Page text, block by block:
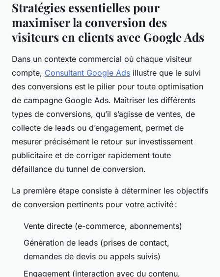
Stratégies essentielles pour
maximiser la conversion des
visiteurs en clients avec Google Ads
Dans un contexte commercial où chaque visiteur
compte, Consultant Google Ads illustre que le suivi
des conversions est le pilier pour toute optimisation
de campagne Google Ads. Maîtriser les différents
types de conversions, qu’il s’agisse de ventes, de
collecte de leads ou d’engagement, permet de
mesurer précisément le retour sur investissement
publicitaire et de corriger rapidement toute
défaillance du tunnel de conversion.
La première étape consiste à déterminer les objectifs
de conversion pertinents pour votre activité :
Vente directe (e-commerce, abonnements)
Génération de leads (prises de contact,
demandes de devis ou appels suivis)
Engagement (interaction avec du contenu,